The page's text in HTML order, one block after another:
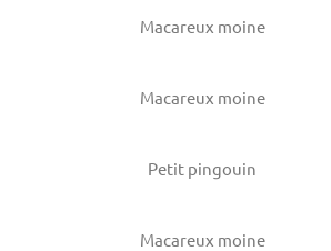
Macareux moine
Macareux moine
Petit pingouin
Macareux moine